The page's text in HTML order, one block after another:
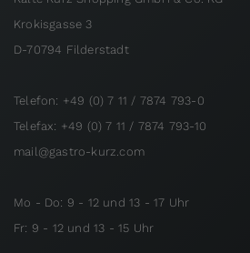
Krokisgasse 3
D-70794 Filderstadt
Telefon: +49 (0) 7 11 / 7874 793-0
Telefax: +49 (0) 7 11 / 7874 793-10
mail@gastro-kurz.com
Mo - Do: 9 - 12 und 13 - 17 Uhr
Fr: 9 - 12 und 13 - 15 Uhr